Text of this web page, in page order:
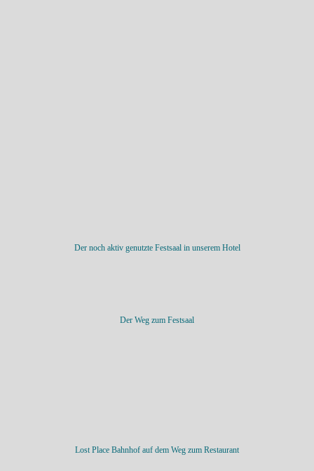
Der noch aktiv genutzte Festsaal in unserem Hotel
Der Weg zum Festsaal
Lost Place Bahnhof auf dem Weg zum Restaurant